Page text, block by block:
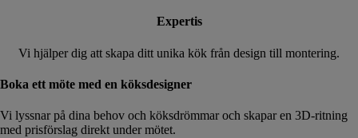
Expertis
Vi hjälper dig att skapa ditt unika kök från design till montering.
Boka ett möte med en köksdesigner
Vi lyssnar på dina behov och köksdrömmar och skapar en 3D-ritning
med prisförslag direkt under mötet.